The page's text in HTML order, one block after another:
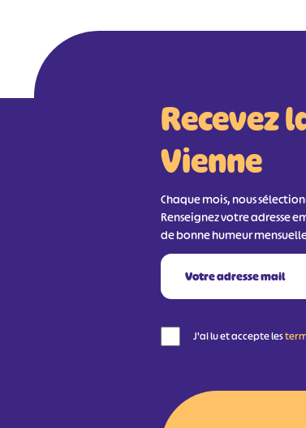
Recevez
Vienne
Chaque mois, nous
Renseignez votre adresse
de bonne humeur
J'ai lu et accepte les